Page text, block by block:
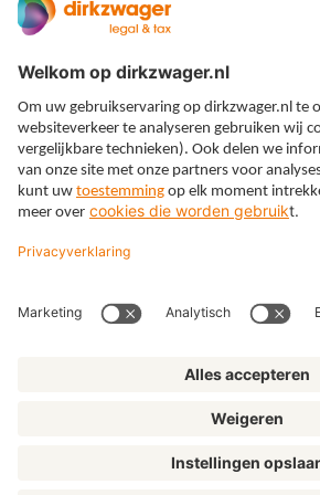
Expertises
Thema’s